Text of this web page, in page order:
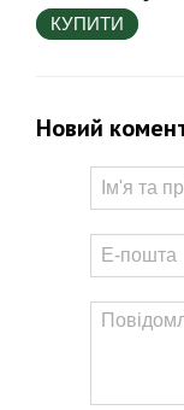
КУПИТИ
Новий